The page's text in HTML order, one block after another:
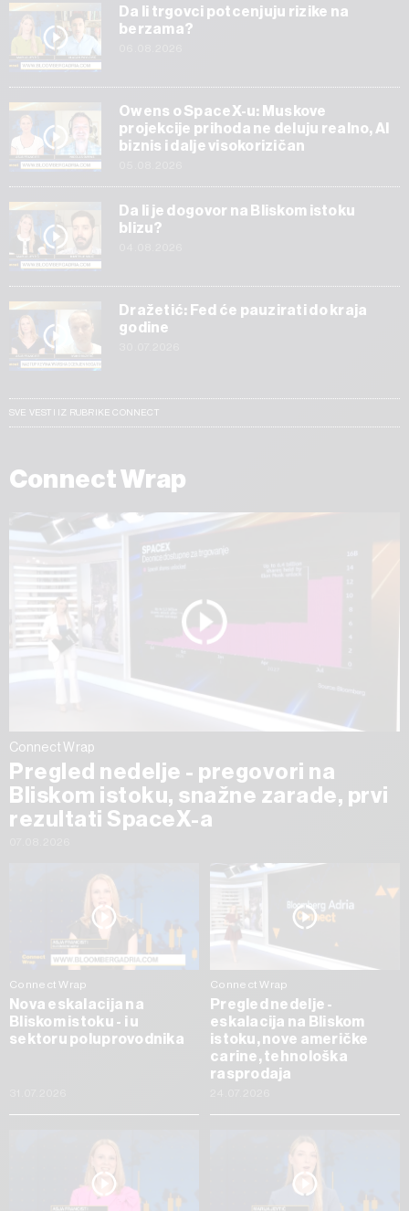
Da li trgovci potcenjuju rizike na
berzama?
Owens o SpaceX-u: Muskove
projekcije prihoda ne deluju realno, AI
biznis i dalje visokorizičan
Da li je dogovor na Bliskom istoku
blizu?
Dražetić: Fed će pauzirati do kraja
godine
SVE VESTI IZ RUBRIKE CONNECT
Connect Wrap
Connect Wrap
Pregled nedelje - pregovori na
Bliskom istoku, snažne zarade, prvi
rezultati SpaceX-a
Connect Wrap
Nova eskalacija na
Bliskom istoku - i u
sektoru poluprovodnika
Connect Wrap
Pregled nedelje -
eskalacija na Bliskom
istoku, nove američke
carine, tehnološka
rasprodaja